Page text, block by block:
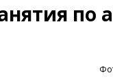
по